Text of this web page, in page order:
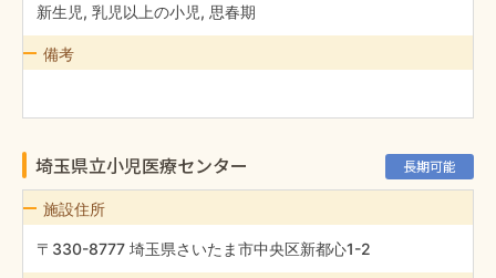
新生児, 乳児以上の小児, 思春期
備考
埼玉県立小児医療センター 長期可能
施設住所
〒330-8777 埼玉県さいたま市中央区新都心1-2